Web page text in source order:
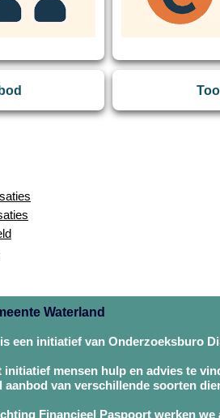
Waterland
een initiatief van Onderzoeksburo
initiatief mensen hulp en advies te
aanbod van verschillende soorten
Financieel Paspoort werken